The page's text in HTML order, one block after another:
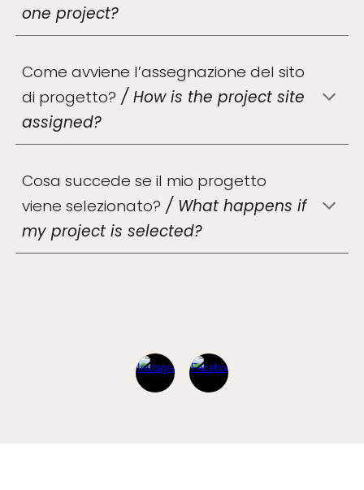
one project?
Come avviene l’assegnazione del sito
di progetto? /How is the project site
assigned?
Cosa succede se il mio progetto
viene selezionato? / What happens if
my project is selected?